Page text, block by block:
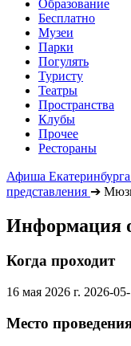
Образование
Бесплатно
Музеи
Парки
Погулять
Туристу
Театры
Пространства
Клубы
Прочее
Рестораны
Афиша Екатеринбурга
представления ➔
Информация
Когда проходит
16 мая 2026 г. 2026-
Место